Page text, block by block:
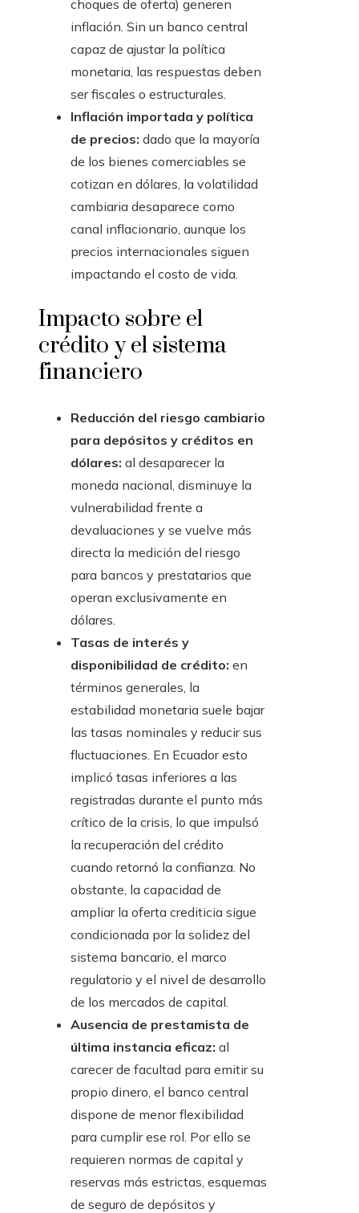
choques de oferta) generen
inflación. Sin un banco central
capaz de ajustar la política
monetaria, las respuestas deben
ser fiscales o estructurales.
Inflación importada y política
de precios: dado que la mayoría
de los bienes comerciables se
cotizan en dólares, la volatilidad
cambiaria desaparece como
canal inflacionario, aunque los
precios internacionales siguen
impactando el costo de vida.
Impacto sobre el
crédito y el sistema
financiero
Reducción del riesgo cambiario
para depósitos y créditos en
dólares: al desaparecer la
moneda nacional, disminuye la
vulnerabilidad frente a
devaluaciones y se vuelve más
directa la medición del riesgo
para bancos y prestatarios que
operan exclusivamente en
dólares.
Tasas de interés y
disponibilidad de crédito: en
términos generales, la
estabilidad monetaria suele bajar
las tasas nominales y reducir sus
fluctuaciones. En Ecuador esto
implicó tasas inferiores a las
registradas durante el punto más
crítico de la crisis, lo que impulsó
la recuperación del crédito
cuando retornó la confianza. No
obstante, la capacidad de
ampliar la oferta crediticia sigue
condicionada por la solidez del
sistema bancario, el marco
regulatorio y el nivel de desarrollo
de los mercados de capital.
Ausencia de prestamista de
última instancia eficaz: al
carecer de facultad para emitir su
propio dinero, el banco central
dispone de menor flexibilidad
para cumplir ese rol. Por ello se
requieren normas de capital y
reservas más estrictas, esquemas
de seguro de depósitos y